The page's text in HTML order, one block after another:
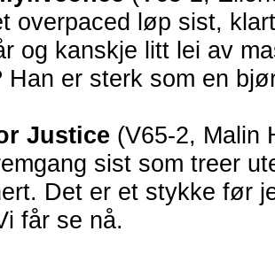
overpaced løp sist,
og kanskje litt lei av
Han er sterk som en
Justice (V65-2, Malin
sist som treer
Det er et stykke før
får se nå.